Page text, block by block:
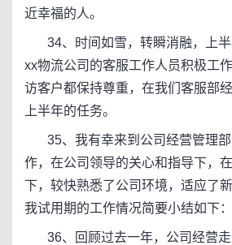
近幸福的人。
34、时间如雪，转瞬消融，上半
xx物流公司的客服工作人员积极工
访客户都保持尊重，在我们客服部
上半年的任务。
35、我有幸来到公司经营管理部
作，在公司领导的关心和指导下，
下，较快熟悉了公司环境，适应了
我试用期的工作情况简要小结如下：
36、回顾过去一年，公司经营走